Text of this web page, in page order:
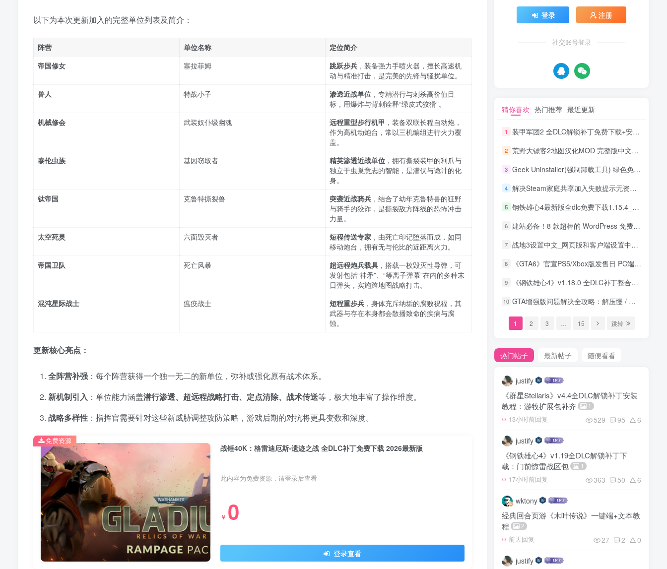
以下为本次更新加入的完整单位列表及简介：
阵营 单位名称
定位简介
帝国修女
塞拉菲姆 跳跃步兵 ，装备强力手喷火器，擅长高速机
动与精准打击，是完美的先锋与骚扰单位。
兽人
特战小子 渗透近战单位 ，专精潜行与刺杀高价值目
标，用爆炸与背刺诠释“绿皮式狡猾”。
机械修会
武装奴仆级幽魂 远程重型步行机甲 ，装备双联长程自动炮，
作为高机动炮台，常以三机编组进行火力覆
盖。
泰伦虫族
基因窃取者 精英渗透近战单位 ，拥有撕裂装甲的利爪与
独立于虫巢意志的智能，是潜伏与诡计的化
身。
钛帝国
克鲁特撕裂兽 突袭近战骑兵 ，结合了幼年克鲁特兽的狂野
与骑手的狡诈，是撕裂敌方阵线的恐怖冲击
力量。
太空死灵
六面毁灭者 短程传送专家 ，由死亡印记堕落而成，如同
移动炮台，拥有无与伦比的近距离火力。
帝国卫队
死亡风暴 超远程炮兵载具 ，搭载一枚毁灭性导弹，可
发射包括“神矛”、“等离子弹幕”在内的多种末
日弹头，实施跨地图战略打击。
混沌星际战士
瘟疫战士 短程重步兵 ，身体充斥纳垢的腐败祝福，其
武器与存在本身都会散播致命的疾病与腐
蚀。
更新核心亮点：
全阵营补强 ：每个阵营获得一个独一无二的新单位，弥补或强化原有战术体系。
新机制引入 ：单位能力涵盖潜行渗透、超远程战略打击、定点清除、战术传送等，极大地丰富了操作维度。
战略多样性 ：指挥官需要针对这些新威胁调整攻防策略，游戏后期的对抗将更具变数和深度。
战锤40K：格雷迪厄斯-遗迹之战 全DLC补丁免费下载 2026最新版
此内容为免费资源，请登录后查看
￥ 0
登录查看
免费资源
登录 注册
社交账号登录
猜你喜欢 热门推荐 最近更新
1 装甲军团2 全DLC解锁补丁免费下载+安装教程 含前线昔兰尼 2025最新
2 荒野大镖客2地图汉化MOD 完整版中文地图下载
3 Geek Uninstaller(强制卸载工具) 绿色免安装免费版 – 卸载神器
4 解决Steam家庭共享加入失败提示无资格，看这一篇就够了！
5 钢铁雄心4最新版全dlc免费下载1.15.4_以及详细安装教程
6 建站必备！8 款超棒的 WordPress 免费主题大盘点
7 战地3设置中文_网页版和客户端设置中文详细教程
8 《GTA6》官宣PS5/Xbox版发售日 PC端延至 2026 年！
9 《钢铁雄心4》v1.18.0 全DLC补丁整合包发布：含当世和平等全部内容
10 GTA增强版问题解决全攻略：解压慢 / 数据同步 / 迁移条件 / Battleye报错修复
1 2 3 15 跳转
热门帖子 最新帖子 随便看看
justify
《群星Stellaris》v4.4全DLC解锁补丁安装
教程：游牧扩展包补齐
1
13小时前回复 529 95 6
justify
《钢铁雄心4》v1.19全DLC解锁补丁下
载：门前惊雷战区包
1
17小时前回复 363 50 6
wktony
经典回合页游《木叶传说》一键端+文本教
程
2
前天回复 27 2 0
justify